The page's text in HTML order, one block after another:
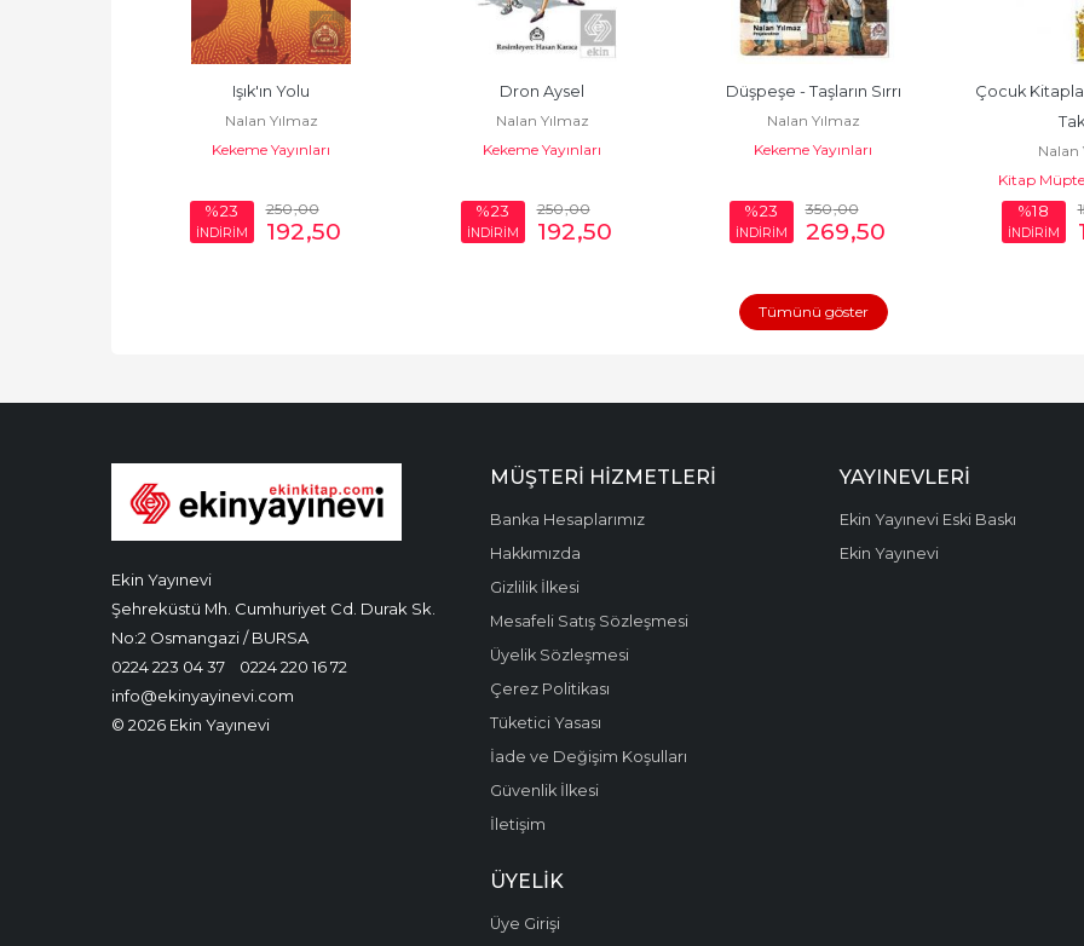
Işık'ın Yolu
Nalan Yılmaz
Kekeme Yayınları
%23
İNDİRİM
250,00
192,50
Dron Aysel
Nalan Yılmaz
Kekeme Yayınları
%23
İNDİRİM
250,00
192,50
Düşpeşe - Taşların Sırrı
Nalan Yılmaz
Kekeme Yayınları
%23
İNDİRİM
350,00
269,50
Çocuk
Nalan
Kitap
%18
İNDİRİM
Tümünü göster
Ekin Yayınevi
Şehreküstü Mh. Cumhuriyet Cd. Durak Sk.
No:2 Osmangazi / BURSA
0224 223 04 37
0224 220 16 72
info@ekinyayinevi.com
© 2026 Ekin Yayınevi
MÜŞTERI HIZMETLERI
Banka Hesaplarımız
Hakkımızda
Gizlilik İlkesi
Mesafeli Satış Sözleşmesi
Üyelik Sözleşmesi
Çerez Politikası
Tüketici Yasası
İade ve Değişim Koşulları
Güvenlik İlkesi
İletişim
YAYINEVLERI
Ekin Yayınevi Eski Baskı
Ekin Yayınevi
ÜYELIK
Üye Girişi